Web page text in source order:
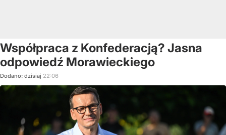
Współpraca z Konfederacją? Jasna
odpowiedź Morawieckiego
Dodano: dzisiaj 22:06